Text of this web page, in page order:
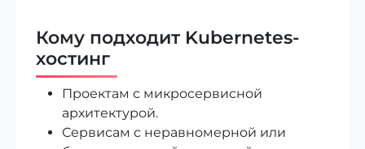
Кому подходит Kubernetes-
хостинг
Проектам с микросервисной
архитектурой.
Сервисам с неравномерной или